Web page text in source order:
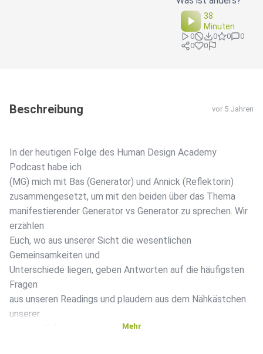
38
Minuten
0 0 0
0
0
0
Beschreibung vor 5 Jahren
In der heutigen Folge des Human Design Academy
Podcast habe ich
(MG) mich mit Bas (Generator) und Annick (Reflektorin)
zusammengesetzt, um mit den beiden über das Thema
manifestierender Generator vs Generator zu sprechen. Wir
erzählen
Euch, wo aus unserer Sicht die wesentlichen
Gemeinsamkeiten und
Unterschiede liegen, geben Antworten auf die häufigsten
Fragen
aus unseren Readings und plaudern aus dem Nähkästchen
unserer
Mehr